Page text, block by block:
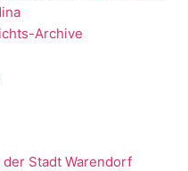
Archive
Stadt Warendorf